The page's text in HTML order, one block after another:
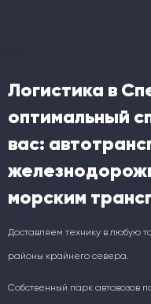
Логистика в
оптимальный
вас:
морским
Доставляем технику в любую
районы крайнего севера.
Собственный парк автовозов